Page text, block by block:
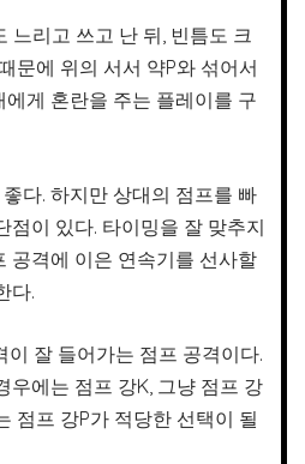
느리고 쓰고 난 뒤, 빈틈도 크
문에 위의 서서 약P와 섞어서
게 혼란을 주는 플레이를 구
다. 하지만 상대의 점프를 빠
점이 있다. 타이밍을 잘 맞추지
공격에 이은 연속기를 선사할
다.
이 잘 들어가는 점프 공격이다.
우에는 점프 강K, 그냥 점프 강
점프 강P가 적당한 선택이 될